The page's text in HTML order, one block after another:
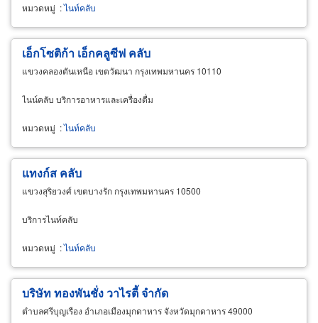
หมวดหมู่ :ไนท์คลับ
เอ็กโซติก้า เอ็กคลูซีฟ คลับ
แขวงคลองตันเหนือ เขตวัฒนา กรุงเทพมหานคร 10110
ไนน์คลับ บริการอาหารและเครื่องดื่ม
หมวดหมู่ :ไนท์คลับ
แทงก์ส คลับ
แขวงสุริยวงศ์ เขตบางรัก กรุงเทพมหานคร 10500
บริการไนท์คลับ
หมวดหมู่ :ไนท์คลับ
บริษัท ทองพันชั่ง วาไรตี้ จำกัด
ตำบลศรีบุญเรือง อำเภอเมืองมุกดาหาร จังหวัดมุกดาหาร 49000